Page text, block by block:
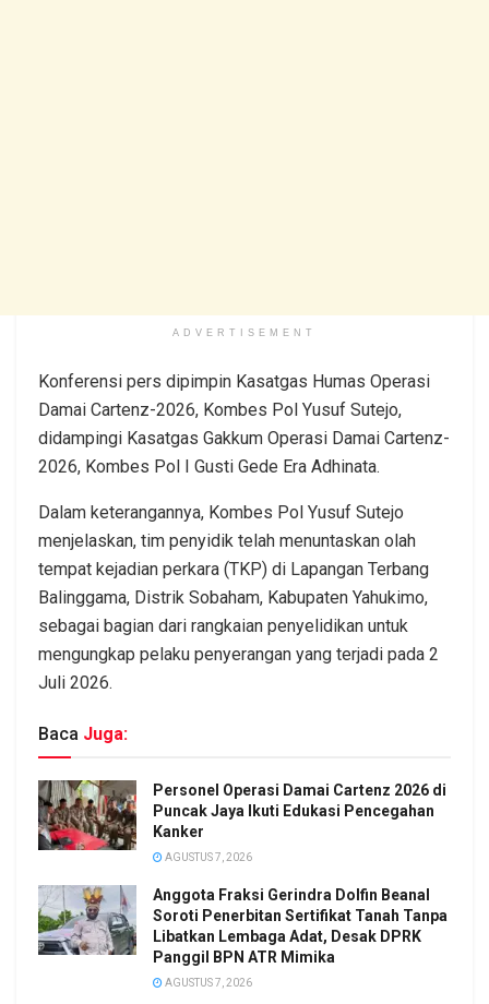
ADVERTISEMENT
Konferensi pers dipimpin Kasatgas Humas Operasi
Damai Cartenz-2026, Kombes Pol Yusuf Sutejo,
didampingi Kasatgas Gakkum Operasi Damai Cartenz-
2026, Kombes Pol I Gusti Gede Era Adhinata.
Dalam keterangannya, Kombes Pol Yusuf Sutejo
menjelaskan, tim penyidik telah menuntaskan olah
tempat kejadian perkara (TKP) di Lapangan Terbang
Balinggama, Distrik Sobaham, Kabupaten Yahukimo,
sebagai bagian dari rangkaian penyelidikan untuk
mengungkap pelaku penyerangan yang terjadi pada 2
Juli 2026.
Baca Juga:
Personel Operasi Damai Cartenz 2026 di
Puncak Jaya Ikuti Edukasi Pencegahan
Kanker
AGUSTUS 7, 2026
Anggota Fraksi Gerindra Dolfin Beanal
Soroti Penerbitan Sertifikat Tanah Tanpa
Libatkan Lembaga Adat, Desak DPRK
Panggil BPN ATR Mimika
AGUSTUS 7, 2026